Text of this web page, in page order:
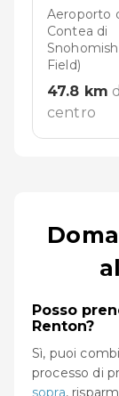
Aeroporto
Contea di
Field)
47.8 km
centro
Posso
Renton?
Sì, puoi
processo di
sopra,